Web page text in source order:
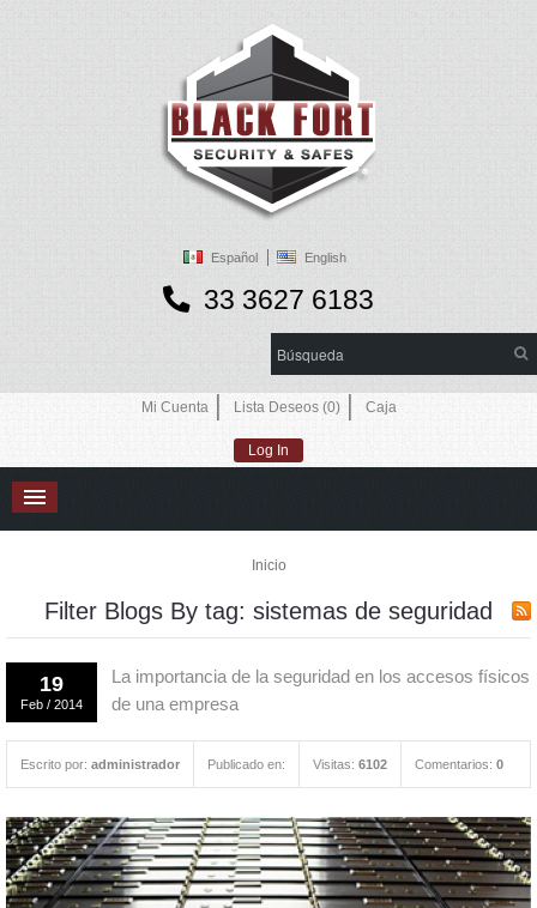
Español English
33 3627 6183
Mi Cuenta Lista Deseos (0) Caja
Log In
CAJAS FUERTES
VENTANAS BLINDADAS
ESCLUSAS
TRANSFER ROTOTRANSFER
CONTACTO
Inicio
Filter Blogs By tag: sistemas de seguridad
19
Feb /2014
La importancia de la seguridad en los accesos físicos
de una empresa
Escrito por:administrador Publicado en: Visitas:6102 Comentarios:0